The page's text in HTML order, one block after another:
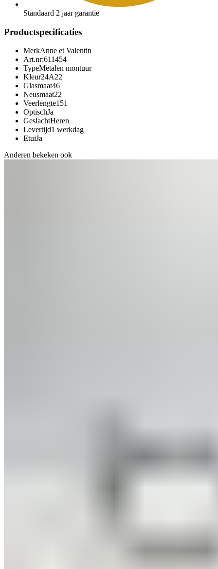
Standaard 2 jaar garantie
Productspecificaties
MerkAnne et Valentin
Art.nr:611454
TypeMetalen montuur
Kleur24A22
Glasmaat46
Neusmaat22
Veerlengte151
OptischJa
GeslachtHeren
Levertijd1 werkdag
EtuiJa
Anderen bekeken ook